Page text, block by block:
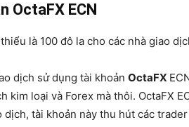
OctaFX ECN
là 100 đô la cho các nhà giao
dịch sử dụng tài khoản OctaFX
kim loại và Forex mà thôi. OctaFX
dịch, tài khoản này thu hút các